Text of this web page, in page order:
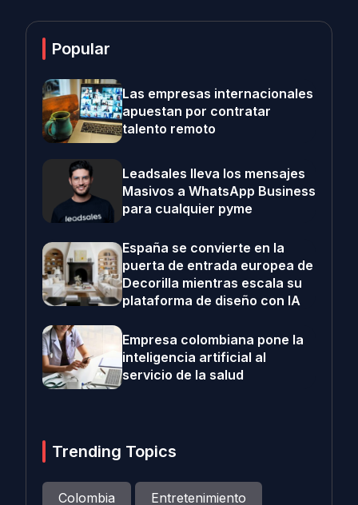
Popular
Las empresas internacionales
apuestan por contratar
talento remoto
Leadsales lleva los mensajes
Masivos a WhatsApp Business
para cualquier pyme
España se convierte en la
puerta de entrada europea de
Decorilla mientras escala su
plataforma de diseño con IA
Empresa colombiana pone la
inteligencia artificial al
servicio de la salud
Trending Topics
Colombia Entretenimiento